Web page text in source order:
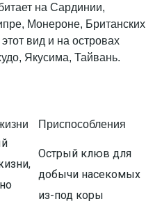
на Сардинии,
Монероне, Британских
вид и на островах
Якусима, Тайвань.
Приспособления
Острый клюв для
добычи насекомых
из-под коры